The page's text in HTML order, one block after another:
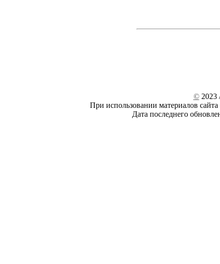
©2023
При использовании материалов
Дата последнего